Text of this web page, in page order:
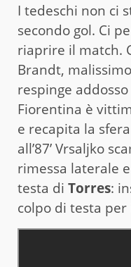
I tedeschi non ci
secondo gol. Ci
riaprire il match.
Brandt,
respinge addosso
Fiorentina è
e recapita la
all’87’ Vrsaljko
rimessa laterale
testa di Torres:
colpo di testa per